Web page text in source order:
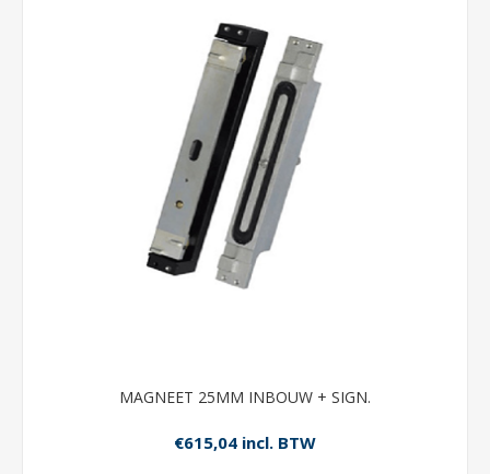
MAGNEET 25MM INBOUW + SIGN.
€615,04 incl. BTW